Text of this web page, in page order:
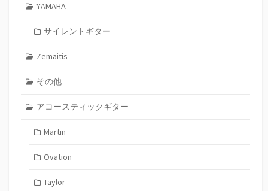
YAMAHA
サイレントギター
Zemaitis
その他
アコースティックギター
Martin
Ovation
Taylor